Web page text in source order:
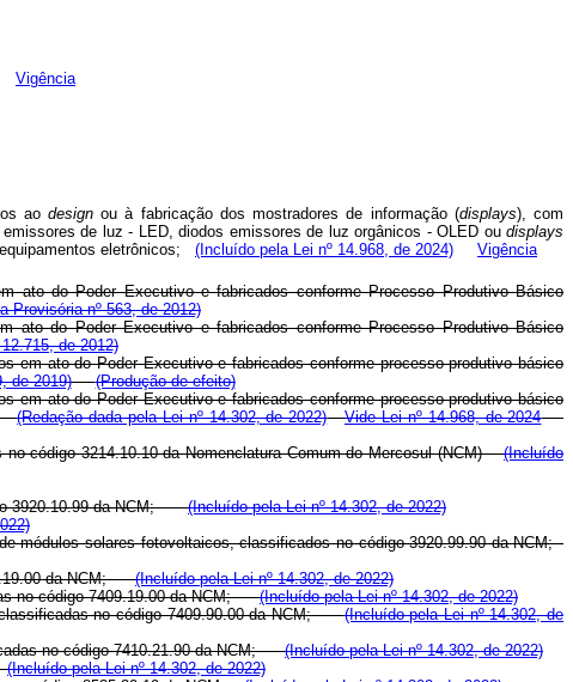
Vigência
aodesign ou à fabricação dos mostradores de informação (displays), com
de luz - LED, diodos emissores de luz orgânicos - OLED ou displays
eletrônicos; (Incluído pela Lei nº 14.968, de 2024) Vigência
ato do Poder Executivo e fabricados conforme Processo Produtivo Básico
Provisória nº 563, de 2012)
ato do Poder Executivo e fabricados conforme Processo Produtivo Básico
de 2012)
em ato do Poder Executivo e fabricados conforme processo produtivo básico
de 2019)
(Produção de efeito)
em ato do Poder Executivo e fabricados conforme processo produtivo básico
(Redação dada pela Lei nº 14.302, de 2022)
Vide Lei nº 14.968, de 2024
no código 3214.10.10 da Nomenclatura Comum do Mercosul (NCM)(Incluído
3920.10.99 da NCM;(Incluído pela Lei nº 14.302, de 2022)
módulos solares fotovoltaicos, classificados no código 3920.99.90 da NCM;
da NCM;(Incluído pela Lei nº 14.302, de 2022)
no código 7409.19.00 da NCM;(Incluído pela Lei nº 14.302, de 2022)
classificadas no código 7409.90.00 da NCM;(Incluído pela Lei nº 14.302, de
no código 7410.21.90 da NCM;(Incluído pela Lei nº 14.302, de 2022)
(Incluído pela Lei nº 14.302, de 2022)